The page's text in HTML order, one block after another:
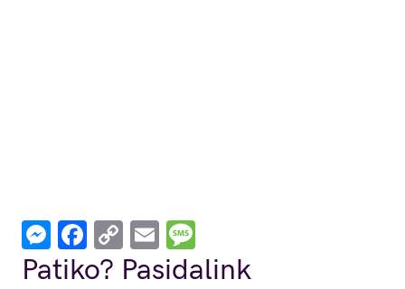
Messenger
Facebook
Copy
Link
Email
Patiko? Pasidalink